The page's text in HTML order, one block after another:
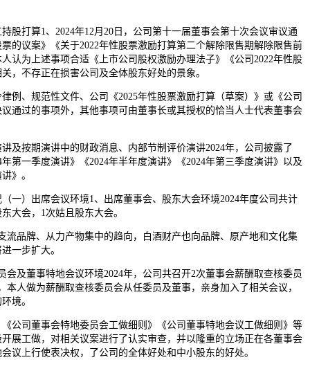
打算1、2024年12月20日，公司第十一届董事会第十次会议审议通
的议案》《关于2022年性股票激励打算第二个解除限售期解除限售前
认为上述事项合适《上市公司股权激励办理法子》《公司2022年性股
，不存正在损害公司及全体股东好处的景象。
、规范性文件、公司《2025年性股票激励打算（草案）》或《公司
通过的事项外，其他事项可由董事长或其授权的恰当人士代表董事会
按期演讲中的财政消息、内部节制评价演讲2024年，公司披露了
第一季度演讲》《2024年半年度演讲》《2024年第三季度演讲》以及
》。
）出席会议环境1、出席董事会、股东大会环境2024年度公司共计
大会，1次姑且股东大会。
牌、从力产物集中的趋向，白酒财产也向品牌、原产地和文化集
一步扩大。
董事特地会议环境2024年，公司共召开2次董事会薪酬取查核委员
本人做为薪酬取查核委员会从任委员及董事，亲身加入了相关会议，
境。
司董事会特地委员会工做细则》《公司董事特地会议工做细则》等
展工做，对相关议案进行了认实审查，并以隆重的立场正在各董事会
议上行使表决权，了公司的全体好处和中小股东的好处。